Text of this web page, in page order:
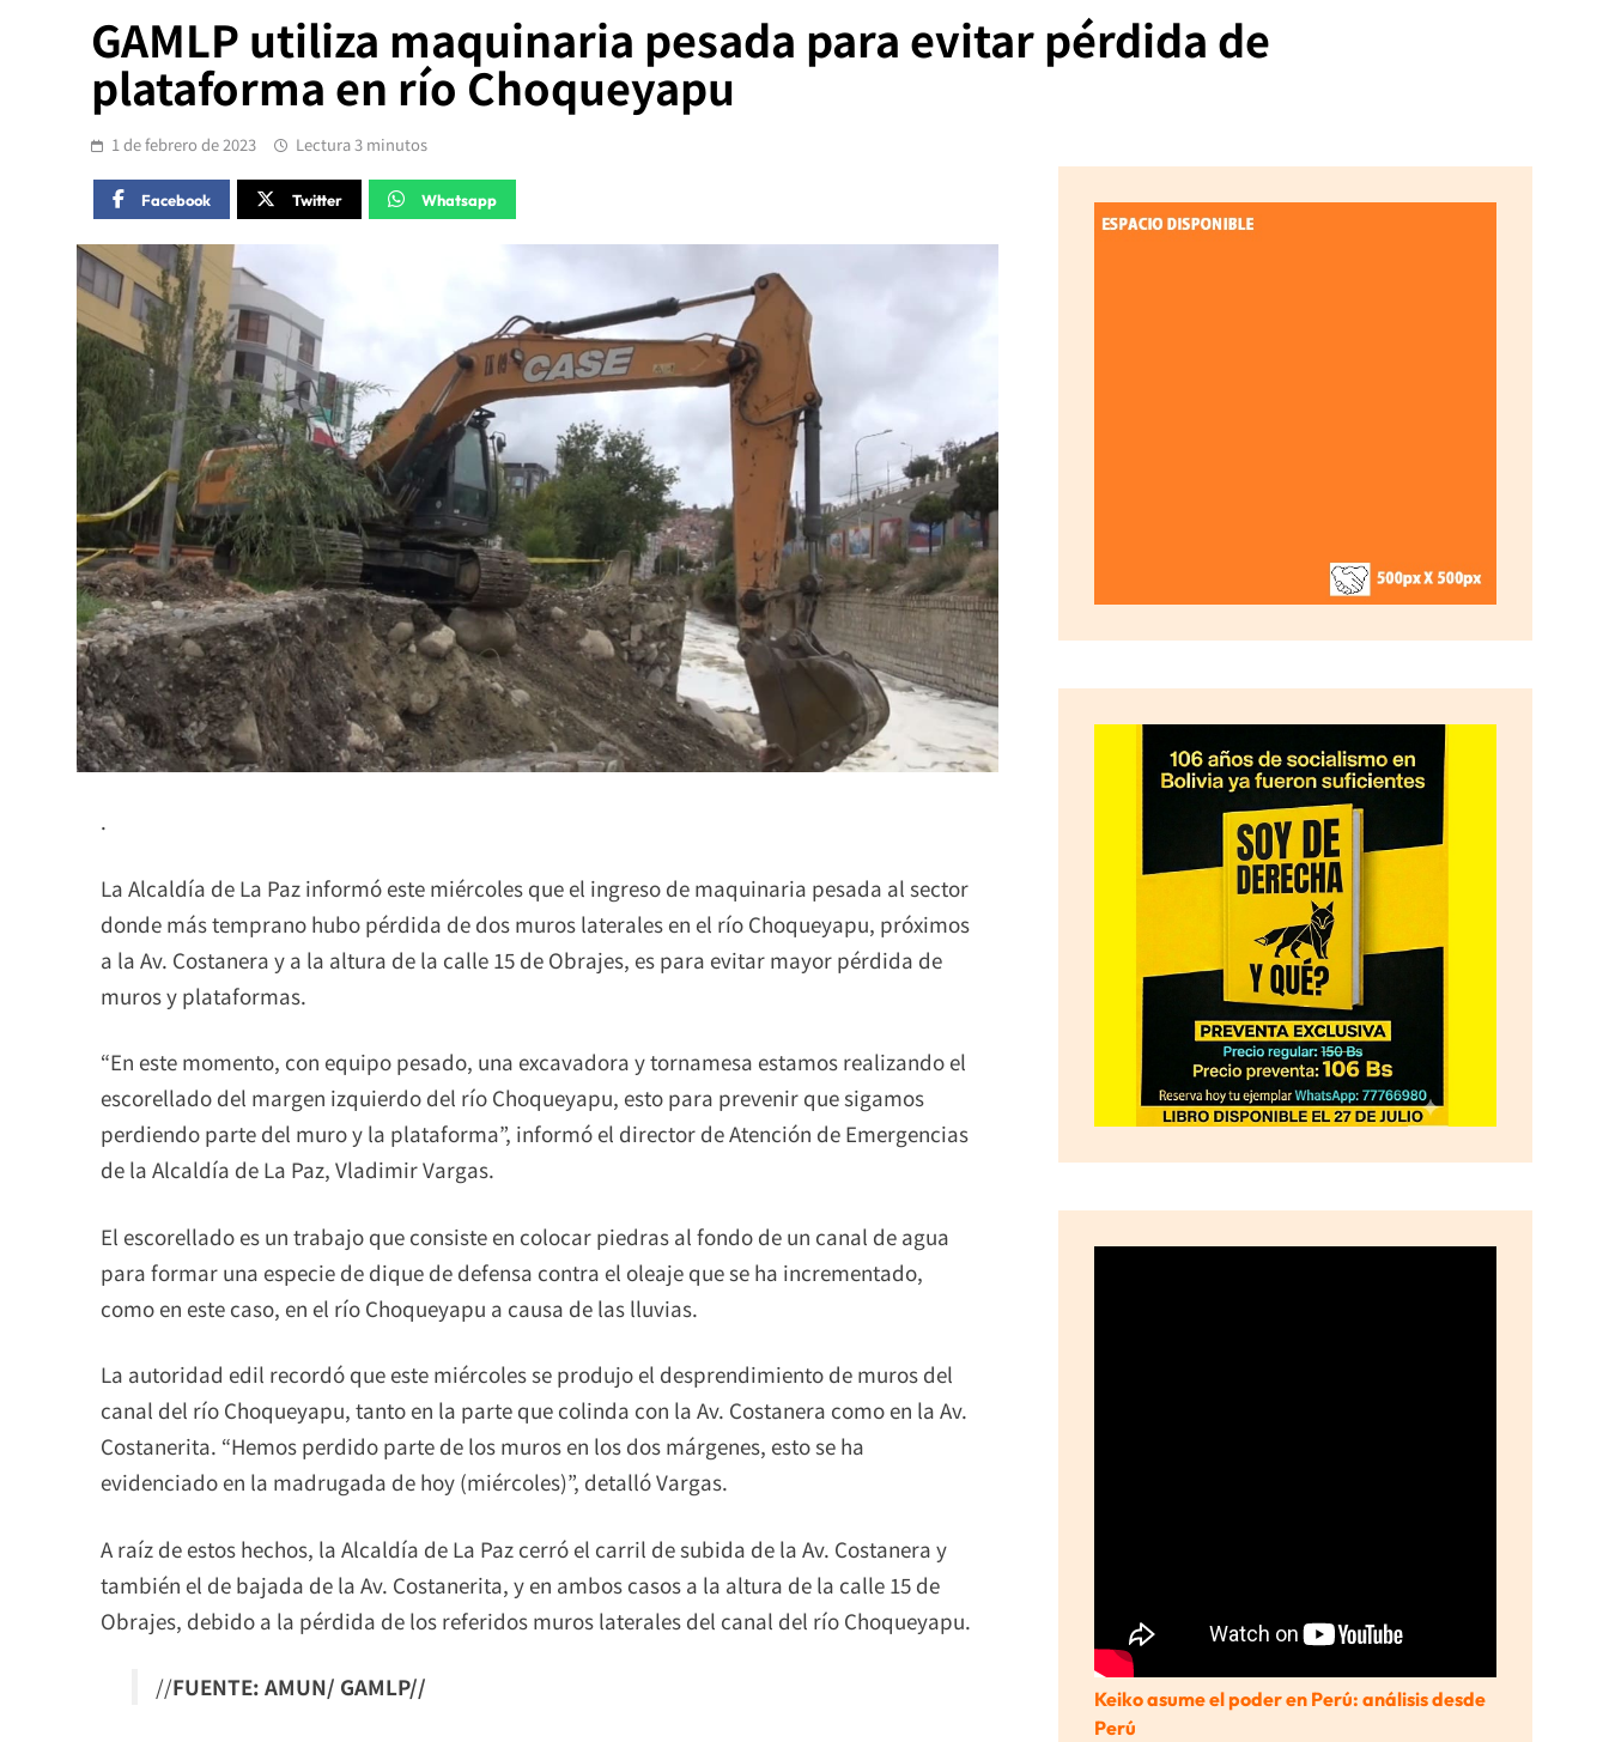
GAMLP utiliza maquinaria pesada para evitar pérdida de
plataforma en río Choqueyapu
1 de febrero de 2023 Lectura 3 minutos
Facebook Twitter Whatsapp
.
La Alcaldía de La Paz informó este miércoles que el ingreso de maquinaria pesada al sector
donde más temprano hubo pérdida de dos muros laterales en el río Choqueyapu, próximos
a la Av. Costanera y a la altura de la calle 15 de Obrajes, es para evitar mayor pérdida de
muros y plataformas.
“En este momento, con equipo pesado, una excavadora y tornamesa estamos realizando el
escorellado del margen izquierdo del río Choqueyapu, esto para prevenir que sigamos
perdiendo parte del muro y la plataforma”, informó el director de Atención de Emergencias
de la Alcaldía de La Paz, Vladimir Vargas.
El escorellado es un trabajo que consiste en colocar piedras al fondo de un canal de agua
para formar una especie de dique de defensa contra el oleaje que se ha incrementado,
como en este caso, en el río Choqueyapu a causa de las lluvias.
La autoridad edil recordó que este miércoles se produjo el desprendimiento de muros del
canal del río Choqueyapu, tanto en la parte que colinda con la Av. Costanera como en la Av.
Costanerita. “Hemos perdido parte de los muros en los dos márgenes, esto se ha
evidenciado en la madrugada de hoy (miércoles)”, detalló Vargas.
A raíz de estos hechos, la Alcaldía de La Paz cerró el carril de subida de la Av. Costanera y
también el de bajada de la Av. Costanerita, y en ambos casos a la altura de la calle 15 de
Obrajes, debido a la pérdida de los referidos muros laterales del canal del río Choqueyapu.
//FUENTE: AMUN/ GAMLP//
Keiko asume el poder en Perú: análisis desde
Perú